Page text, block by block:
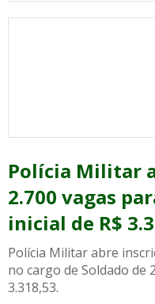
Polícia Militar
2.700 vagas
inicial de R$
Polícia Militar abre
no cargo de Soldado de
3.318,53.